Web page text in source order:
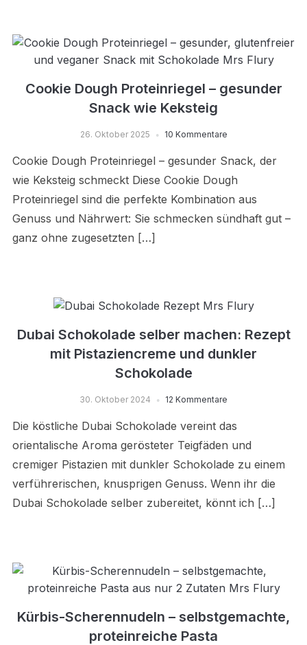
Cookie Dough Proteinriegel – gesunder
Snack wie Keksteig
26. Oktober 2025 10 Kommentare
Cookie Dough Proteinriegel – gesunder Snack, der
wie Keksteig schmeckt Diese Cookie Dough
Proteinriegel sind die perfekte Kombination aus
Genuss und Nährwert: Sie schmecken sündhaft gut –
ganz ohne zugesetzten […]
Dubai Schokolade selber machen: Rezept
mit Pistaziencreme und dunkler
Schokolade
30. Oktober 2024 12 Kommentare
Die köstliche Dubai Schokolade vereint das
orientalische Aroma gerösteter Teigfäden und
cremiger Pistazien mit dunkler Schokolade zu einem
verführerischen, knusprigen Genuss. Wenn ihr die
Dubai Schokolade selber zubereitet, könnt ich […]
Kürbis-Scherennudeln – selbstgemachte,
proteinreiche Pasta